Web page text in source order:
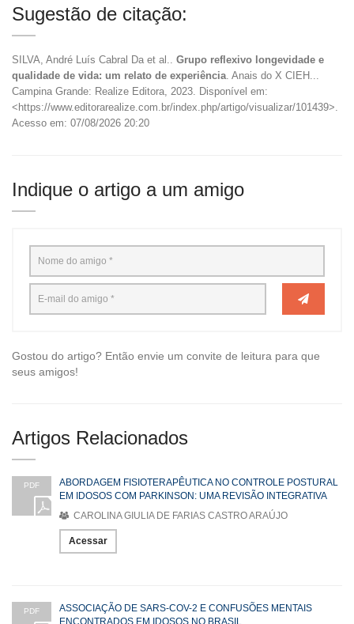
Sugestão de citação:
SILVA, André Luís Cabral Da et al.. Grupo reflexivo longevidade e
qualidade de vida: um relato de experiência . Anais do X CIEH...
Campina Grande: Realize Editora, 2023. Disponível em:
<https://www.editorarealize.com.br/index.php/artigo/visualizar/101439>.
Acesso em: 07/08/2026 20:20
Indique o artigo a um amigo
Gostou do artigo? Então envie um convite de leitura para que
seus amigos!
Artigos Relacionados
PDF
ABORDAGEM FISIOTERAPÊUTICA NO CONTROLE POSTURAL
EM IDOSOS COM PARKINSON: UMA REVISÃO INTEGRATIVA
CAROLINA GIULIA DE FARIAS CASTRO ARAÚJO
Acessar
PDF
ASSOCIAÇÃO DE SARS-COV-2 E CONFUSÕES MENTAIS
ENCONTRADOS EM IDOSOS NO BRASIL